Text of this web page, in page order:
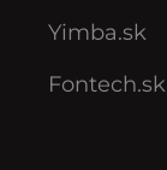
Yimba.sk
Fontech.sk